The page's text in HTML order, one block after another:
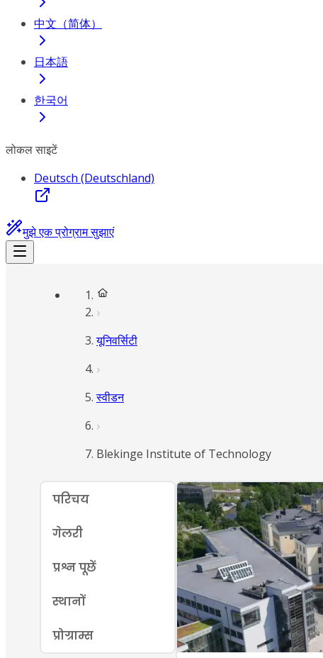
中文（简体）
日本語
한국어
लोकल साइटें
Deutsch (Deutschland)
मुझे एक प्रोग्राम सुझाएं
यूनिवर्सिटी
स्वीडन
Blekinge Institute of Technology
परिचय
गेलरी
प्रश्न पूछें
स्थानों
प्रोग्राम्स